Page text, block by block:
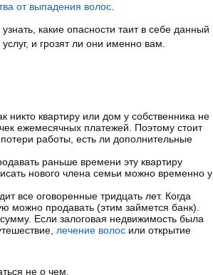
от выпадения волос
какие опасности таит в себе данный
и грозят ли они именно вам.
никто квартиру или дом у собственника не
ежемесячных платежей. Поэтому стоит
работы, есть ли дополнительные
раньше времени эту квартиру
нового члена семьи можно временно у
все оговоренные тридцать лет. Когда
можно продавать (этим займется банк).
Если залоговая недвижимость была
лечение волос или открытие
не о чем.